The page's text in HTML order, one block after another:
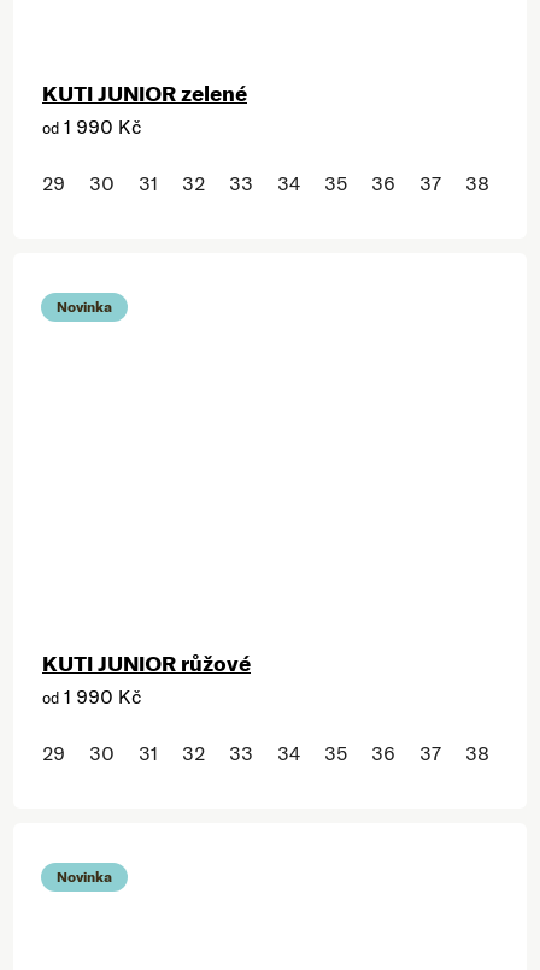
KUTI JUNIOR zelené
od 1 990 Kč
29 30 31 32 33 34 35 36 37 38
Novinka
KUTI JUNIOR růžové
od 1 990 Kč
29 30 31 32 33 34 35 36 37 38
Novinka